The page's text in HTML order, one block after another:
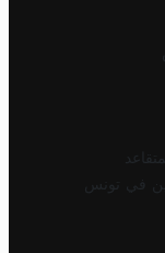
في تونس